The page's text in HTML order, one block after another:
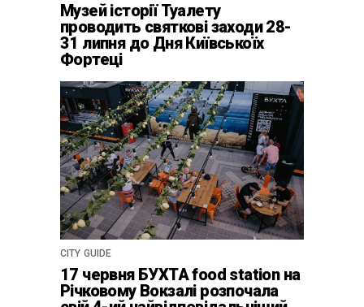
Музей історії Туалету
проводить святкові заходи 28-
31 липня до Дня Київськоїх
Фортеці
CITY GUIDE
17 червня БУХТА food station на
Річковому Вокзалі розпочала